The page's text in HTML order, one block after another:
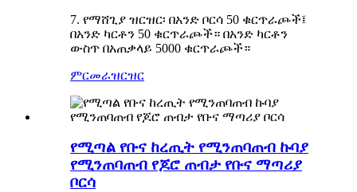
7. የማሸጊያ ዝርዝር፡ በአንድ ቦርሳ 50 ቁርጥራጮች፤
በአንድ ካርቶን 50 ቁርጥራጮች። በአንድ ካርቶን
ውስጥ በአጠቃላይ 5000 ቁርጥራጮች።
ምርመራዝርዝር
የሚጣል የቡና ከረጢት የሚንጠባጠብ ኩባያ
የሚንጠባጠብ የጆሮ ጠብታ የቡና ማጣሪያ
ቦርሳ